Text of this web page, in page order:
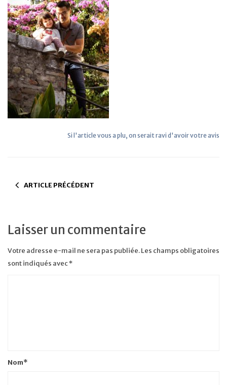
Si l'article vous a plu, on serait ravi d'avoir votre avis
ARTICLE PRÉCÉDENT
Laisser un commentaire
Votre adresse e-mail ne sera pas publiée.Les champs obligatoires
sont indiqués avec*
Nom*